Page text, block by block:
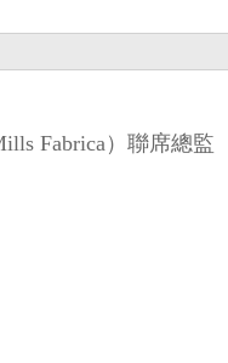
Fabrica）聯席總監